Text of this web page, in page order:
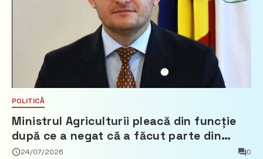
POLITICĂ
Ministrul Agriculturii pleacă din funcție
după ce a negat că a făcut parte din
Partidul Democrat
24/07/2026 0